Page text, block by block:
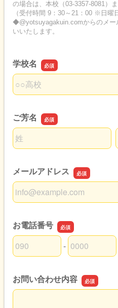
の場合は、本校（03-3357-8081）
（受付時間 9：30～21：00 ※日曜
◆@yotsuyagakuin.comからのメー
いいたします。
学校名
学校名
ご芳名
名前の姓
メールアドレス
メールアドレス
お電話番号
お電話番号の市外局番
-
お電話番号の市内局番
お電話番号の加入者番号
お問い合わせ内容
お問い合わせ内容